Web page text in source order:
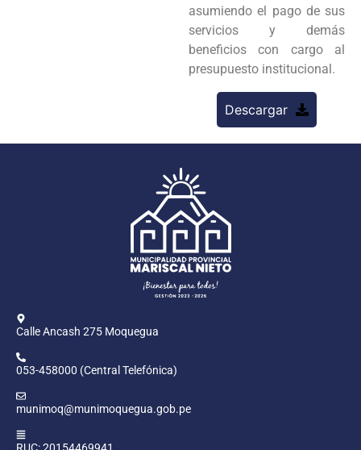
asumiendo el pago de sus
servicios y demás
beneficios con cargo al
presupuesto institucional.
Descargar
Calle Ancash 275 Moquegua
053-458000 (Central Telefónica)
munimoq@munimoquegua.gob.pe
RUC: 20154469941